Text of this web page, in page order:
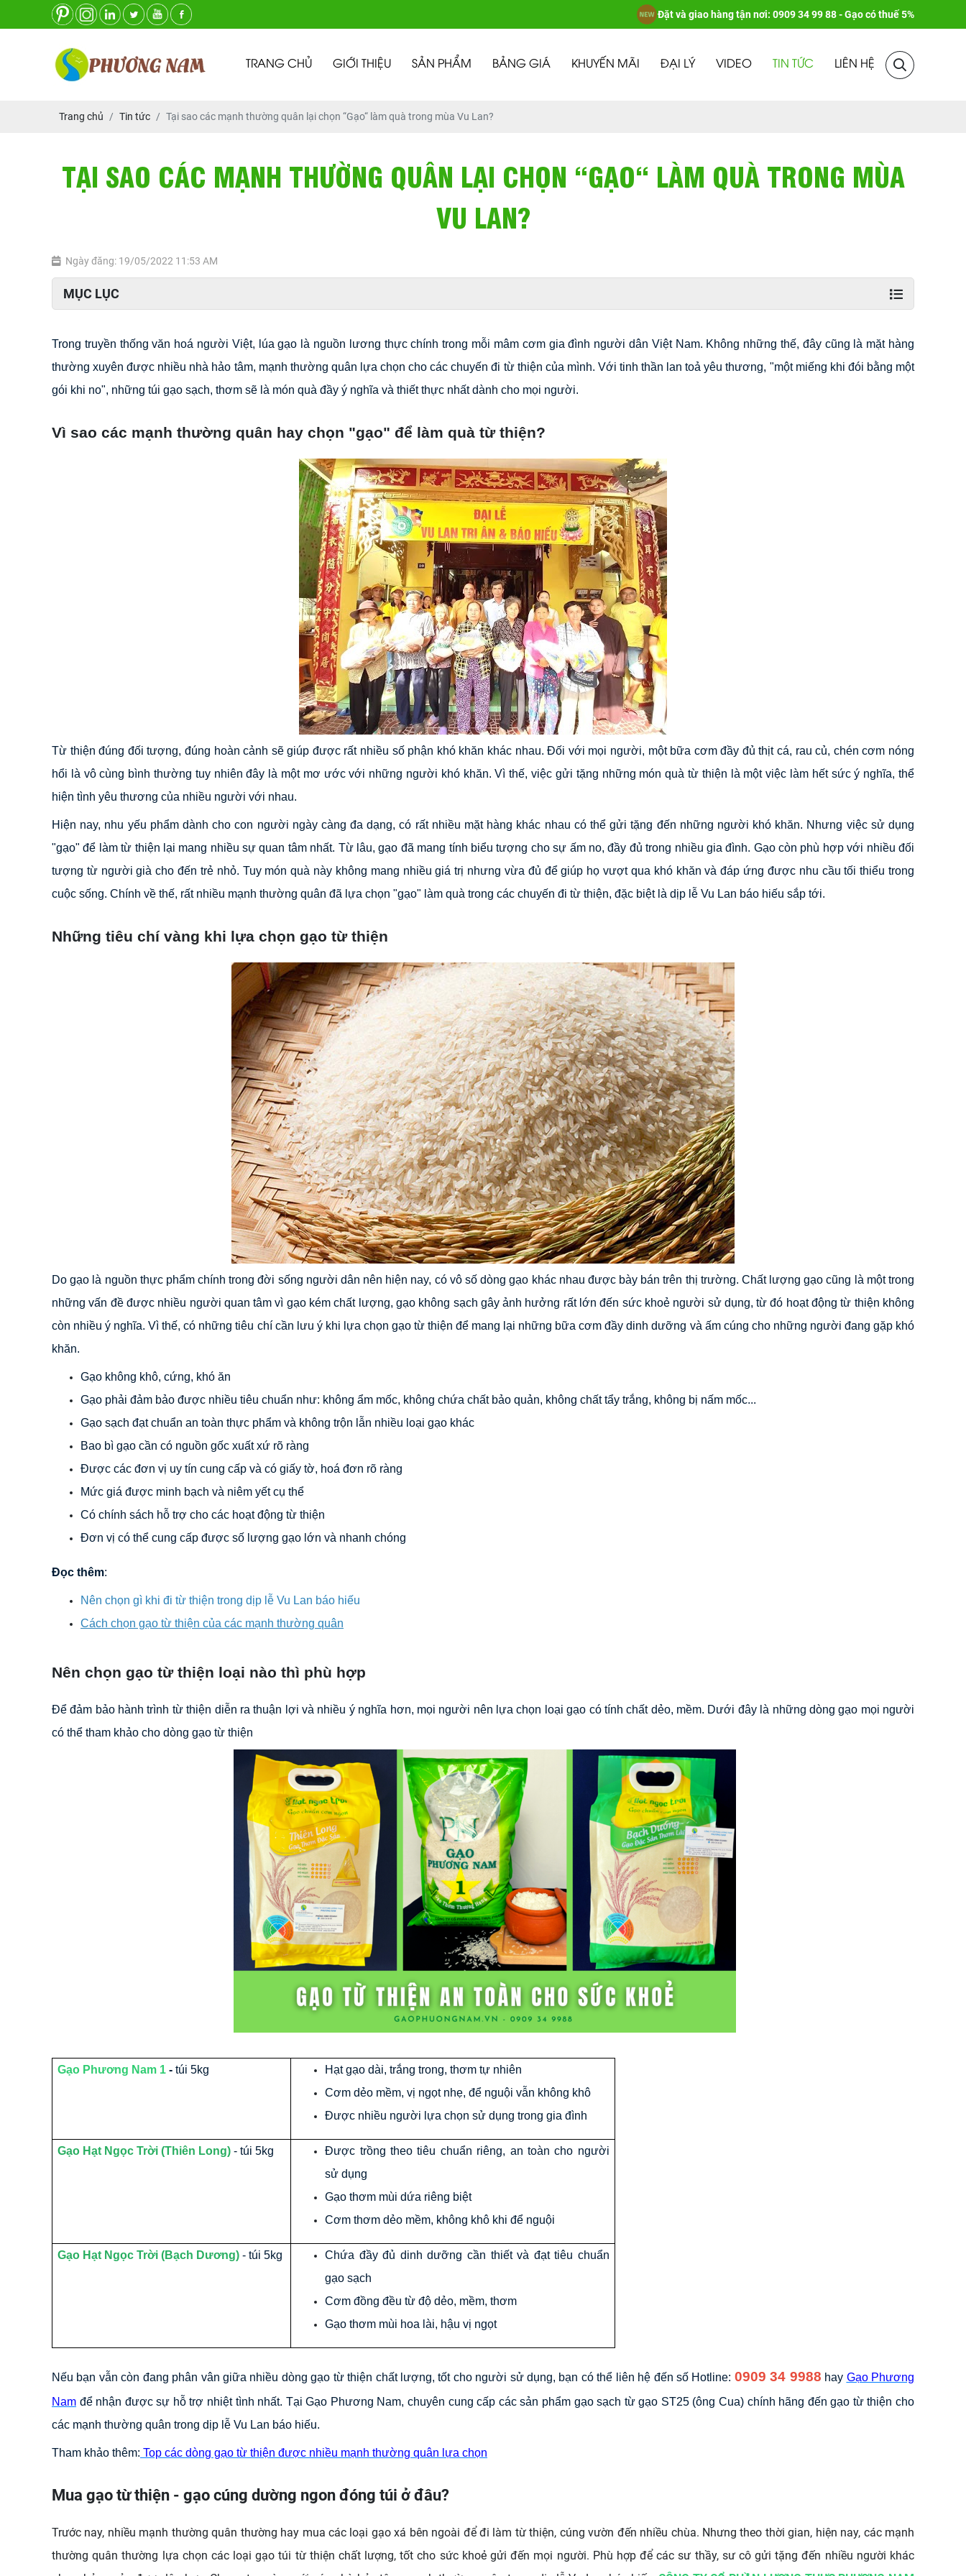
Đặt và giao hàng tận nơi: 0909 34 99 88 - Gạo có thuế 5%
TRANG CHỦ GIỚI THIỆU SẢN PHẨM BẢNG GIÁ KHUYẾN MÃI ĐẠI LÝ VIDEO TIN TỨC LIÊN HỆ
Trang chủ Tin tức Tại sao các mạnh thường quân lại chọn “Gạo“ làm quà trong mùa Vu Lan?
TẠI SAO CÁC MẠNH THƯỜNG QUÂN LẠI CHỌN “GẠO“ LÀM QUÀ TRONG MÙA
VU LAN?
Ngày đăng: 19/05/2022 11:53 AM
MỤC LỤC
Trong truyền thống văn hoá người Việt, lúa gạo là nguồn lương thực chính trong mỗi mâm cơm gia đình người dân Việt Nam. Không những thế, đây cũng là mặt hàng
thường xuyên được nhiều nhà hảo tâm, mạnh thường quân lựa chọn cho các chuyến đi từ thiện của mình. Với tinh thần lan toả yêu thương, "một miếng khi đói bằng một
gói khi no", những túi gạo sạch, thơm sẽ là món quà đầy ý nghĩa và thiết thực nhất dành cho mọi người.
Vì sao các mạnh thường quân hay chọn "gạo" để làm quà từ thiện?
Từ thiện đúng đối tượng, đúng hoàn cảnh sẽ giúp được rất nhiều số phận khó khăn khác nhau. Đối với mọi người, một bữa cơm đầy đủ thịt cá, rau củ, chén cơm nóng
hổi là vô cùng bình thường tuy nhiên đây là một mơ ước với những người khó khăn. Vì thế, việc gửi tặng những món quà từ thiện là một việc làm hết sức ý nghĩa, thể
hiện tình yêu thương của nhiều người với nhau.
Hiện nay, nhu yếu phẩm dành cho con người ngày càng đa dạng, có rất nhiều mặt hàng khác nhau có thể gửi tặng đến những người khó khăn. Nhưng việc sử dụng
"gạo" để làm từ thiện lại mang nhiều sự quan tâm nhất. Từ lâu, gạo đã mang tính biểu tượng cho sự ấm no, đầy đủ trong nhiều gia đình. Gạo còn phù hợp với nhiều đối
tượng từ người già cho đến trẻ nhỏ. Tuy món quà này không mang nhiều giá trị nhưng vừa đủ để giúp họ vượt qua khó khăn và đáp ứng được nhu cầu tối thiểu trong
cuộc sống. Chính về thế, rất nhiều mạnh thường quân đã lựa chọn "gạo" làm quà trong các chuyến đi từ thiện, đặc biệt là dịp lễ Vu Lan báo hiếu sắp tới.
Những tiêu chí vàng khi lựa chọn gạo từ thiện
Do gạo là nguồn thực phẩm chính trong đời sống người dân nên hiện nay, có vô số dòng gạo khác nhau được bày bán trên thị trường. Chất lượng gạo cũng là một trong
những vấn đề được nhiều người quan tâm vì gạo kém chất lượng, gạo không sạch gây ảnh hưởng rất lớn đến sức khoẻ người sử dụng, từ đó hoạt động từ thiện không
còn nhiều ý nghĩa. Vì thế, có những tiêu chí cần lưu ý khi lựa chọn gạo từ thiện để mang lại những bữa cơm đầy dinh dưỡng và ấm cúng cho những người đang gặp khó
khăn.
Gạo không khô, cứng, khó ăn
Gạo phải đảm bảo được nhiều tiêu chuẩn như: không ẩm mốc, không chứa chất bảo quản, không chất tẩy trắng, không bị nấm mốc...
Gạo sạch đạt chuẩn an toàn thực phẩm và không trộn lẫn nhiều loại gạo khác
Bao bì gạo cần có nguồn gốc xuất xứ rõ ràng
Được các đơn vị uy tín cung cấp và có giấy tờ, hoá đơn rõ ràng
Mức giá được minh bạch và niêm yết cụ thể
Có chính sách hỗ trợ cho các hoạt động từ thiện
Đơn vị có thể cung cấp được số lượng gạo lớn và nhanh chóng
Đọc thêm:
Nên chọn gì khi đi từ thiện trong dịp lễ Vu Lan báo hiếu
Cách chọn gạo từ thiện của các mạnh thường quân
Nên chọn gạo từ thiện loại nào thì phù hợp
Để đảm bảo hành trình từ thiện diễn ra thuận lợi và nhiều ý nghĩa hơn, mọi người nên lựa chọn loại gạo có tính chất dẻo, mềm. Dưới đây là những dòng gạo mọi người
có thể tham khảo cho dòng gạo từ thiện
Gạo Phương Nam 1-túi 5kg
Hạt gạo dài, trắng trong, thơm tự nhiên
Cơm dẻo mềm, vị ngọt nhẹ, để nguội vẫn không khô
Được nhiều người lựa chọn sử dụng trong gia đình
Gạo Hạt Ngọc Trời (Thiên Long) - túi 5kg
Được trồng theo tiêu chuẩn riêng, an toàn cho người
sử dụng
Gạo thơm mùi dứa riêng biệt
Cơm thơm dẻo mềm, không khô khi để nguội
Gạo Hạt Ngọc Trời (Bạch Dương) - túi 5kg
Chứa đầy đủ dinh dưỡng cần thiết và đạt tiêu chuẩn
gạo sạch
Cơm đồng đều từ độ dẻo, mềm, thơm
Gạo thơm mùi hoa lài, hậu vị ngọt
Nếu bạn vẫn còn đang phân vân giữa nhiều dòng gạo từ thiện chất lượng, tốt cho người sử dụng, bạn có thể liên hệ đến số Hotline: 0909 34 9988 hay Gạo Phương
Nam để nhận được sự hỗ trợ nhiệt tình nhất. Tại Gạo Phương Nam, chuyên cung cấp các sản phẩm gạo sạch từ gạo ST25 (ông Cua) chính hãng đến gạo từ thiện cho
các mạnh thường quân trong dịp lễ Vu Lan báo hiếu.
Tham khảo thêm: Top các dòng gạo từ thiện được nhiều mạnh thường quân lựa chọn
Mua gạo từ thiện - gạo cúng dường ngon đóng túi ở đâu?
Trước nay, nhiều mạnh thường quân thường hay mua các loại gạo xá bên ngoài để đi làm từ thiện, cúng vườn đến nhiều chùa. Nhưng theo thời gian, hiện nay, các mạnh
thường quân thường lựa chọn các loại gạo túi từ thiện chất lượng, tốt cho sức khoẻ gửi đến mọi người. Phù hợp để các sư thầy, sư cô gửi tặng đến nhiều người khác